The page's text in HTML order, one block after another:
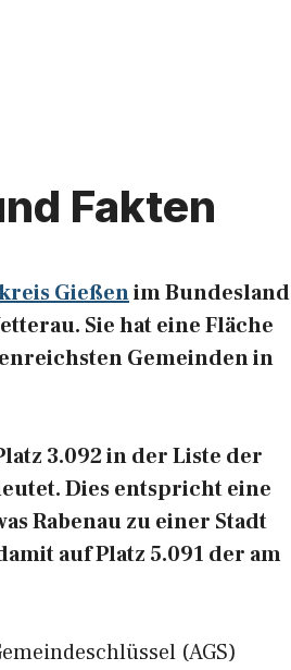
Fakten
Gießenim Bundesland
Sie hat eine Fläche
Gemeinden in
3.092 in der Liste der
Dies entspricht eine
Rabenau zu einer Stadt
auf Platz 5.091 der am
(AGS)